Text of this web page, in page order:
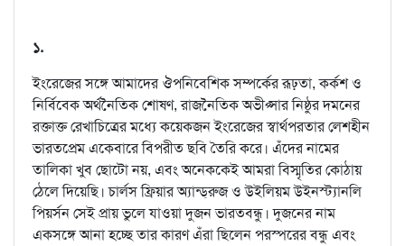
১.
ইংরেজের সঙ্গে আমাদের ঔপনিবেশিক সম্পর্কের রূঢ়তা, কর্কশ ও
নির্বিবেক অর্থনৈতিক শোষণ, রাজনৈতিক অভীপ্সার নিষ্ঠুর দমনের
রক্তাক্ত রেখাচিত্রের মধ্যে কয়েকজন ইংরেজের স্বার্থপরতার লেশহীন
ভারতপ্রেম একেবারে বিপরীত ছবি তৈরি করে। এঁদের নামের
তালিকা খুব ছোটো নয়, এবং অনেককেই আমরা বিস্মৃতির কোঠায়
ঠেলে দিয়েছি। চার্লস ফ্রিয়ার অ্যান্ড্‌রুজ ও উইলিয়ম উইনস্ট্যানলি
পিয়র্সন সেই প্রায় ভুলে যাওয়া দুজন ভারতবন্ধু। দুজনের নাম
একসঙ্গে আনা হচ্ছে তার কারণ এঁরা ছিলেন পরস্পরের বন্ধু এবং